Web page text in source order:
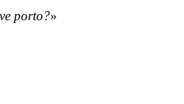
porto?»